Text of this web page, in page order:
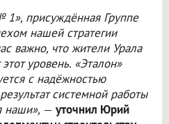
присуждённая Группе
нашей стратегии
важно, что жители Урала
уровень. «Эталон»
с надёжностью
системной работы
наши», — уточнил Юрий